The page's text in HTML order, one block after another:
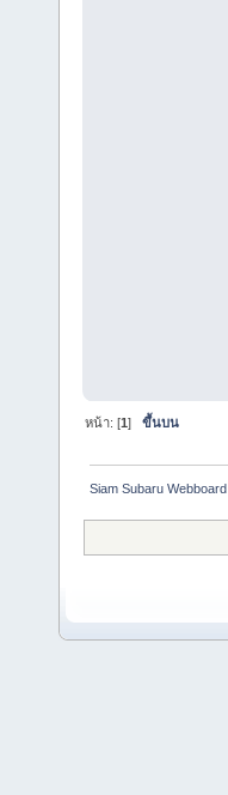
หน้า: [1]ขึ้นบน
Siam Subaru Webboard